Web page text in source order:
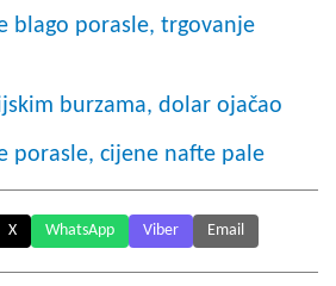
blago porasle, trgovanje
burzama, dolar ojačao
porasle, cijene nafte pale
X WhatsApp Viber Email